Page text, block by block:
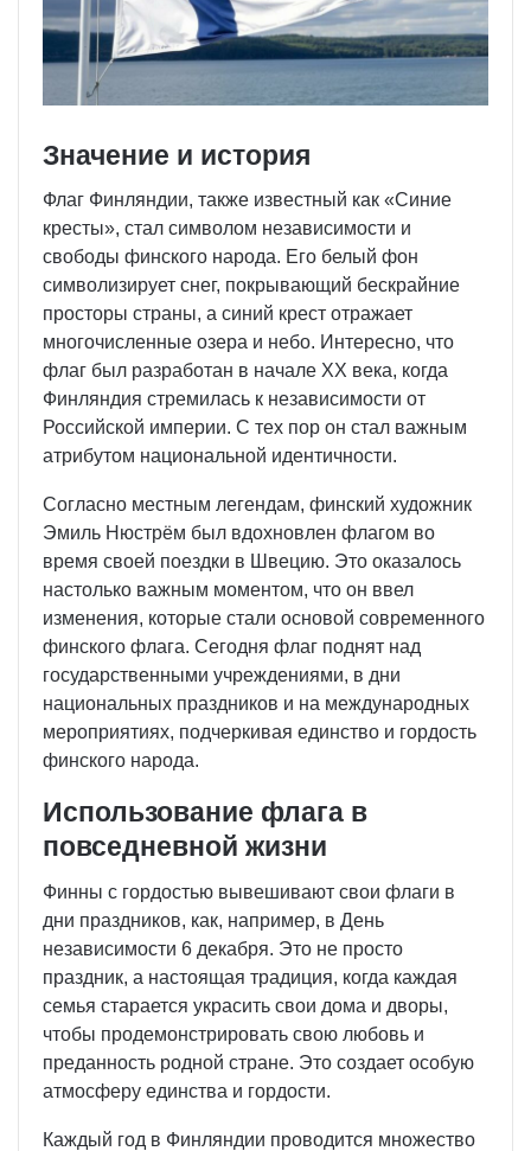
Значение и история
Флаг Финляндии, также известный как «Синие
кресты», стал символом независимости и
свободы финского народа. Его белый фон
символизирует снег, покрывающий бескрайние
просторы страны, а синий крест отражает
многочисленные озера и небо. Интересно, что
флаг был разработан в начале XX века, когда
Финляндия стремилась к независимости от
Российской империи. С тех пор он стал важным
атрибутом национальной идентичности.
Согласно местным легендам, финский художник
Эмиль Нюстрём был вдохновлен флагом во
время своей поездки в Швецию. Это оказалось
настолько важным моментом, что он ввел
изменения, которые стали основой современного
финского флага. Сегодня флаг поднят над
государственными учреждениями, в дни
национальных праздников и на международных
мероприятиях, подчеркивая единство и гордость
финского народа.
Использование флага в
повседневной жизни
Финны с гордостью вывешивают свои флаги в
дни праздников, как, например, в День
независимости 6 декабря. Это не просто
праздник, а настоящая традиция, когда каждая
семья старается украсить свои дома и дворы,
чтобы продемонстрировать свою любовь и
преданность родной стране. Это создает особую
атмосферу единства и гордости.
Каждый год в Финляндии проводится множество